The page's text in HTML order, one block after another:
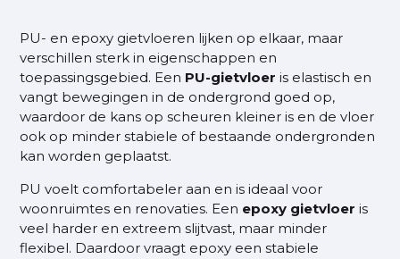
PU- en epoxy gietvloeren lijken op elkaar, maar
verschillen sterk in eigenschappen en
toepassingsgebied. Een PU-gietvloer is elastisch en
vangt bewegingen in de ondergrond goed op,
waardoor de kans op scheuren kleiner is en de vloer
ook op minder stabiele of bestaande ondergronden
kan worden geplaatst.
PU voelt comfortabeler aan en is ideaal voor
woonruimtes en renovaties. Een epoxy gietvloer is
veel harder en extreem slijtvast, maar minder
flexibel. Daardoor vraagt epoxy een stabiele